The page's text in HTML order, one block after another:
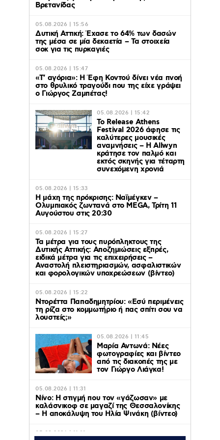
Βρετανίδας
05.08.2026 | 15:56
Δυτική Αττική: Έχασε το 64% των δασών
της μέσα σε μία δεκαετία – Τα στοιχεία
σοκ για τις πυρκαγιές
05.08.2026 | 15:47
«Τ’ αγόρια»: Η Έφη Κοντού δίνει νέα πνοή
στο θρυλικό τραγούδι που της είχε γράψει
ο Γιώργος Ζαμπέτας!
05.08.2026 | 15:42
Το Release Athens
Festival 2026 άφησε τις
καλύτερες μουσικές
αναμνήσεις – Η Allwyn
κράτησε τον παλμό και
εκτός σκηνής για τέταρτη
συνεχόμενη χρονιά
05.08.2026 | 15:33
Η μάχη της πρόκρισης: Ναϊμέγκεν –
Ολυμπιακός ζωντανά στο MEGA, Τρίτη 11
Αυγούστου στις 20:30
05.08.2026 | 15:27
Τα μέτρα για τους πυρόπληκτους της
Δυτικής Αττικής: Αποζημιώσεις εξπρές,
ειδικά μέτρα για τις επιχειρήσεις –
Αναστολή πλειστηριασμών, ασφαλιστικών
και φορολογικών υποχρεώσεων (βίντεο)
05.08.2026 | 15:22
Ντορέττα Παπαδημητρίου: «Εσύ περιμένεις
τη ρίζα στο κομμωτήριο ή πας σπίτι σου να
λουστείς;»
05.08.2026 | 11:45
Μαρία Αντωνά: Νέες
φωτογραφίες και βίντεο
από τις διακοπές της με
τον Γιώργο Λιάγκα!
05.08.2026 | 11:31
Νίνο: Η στιγμή που τον «γάζωσαν» με
καλάσνικοφ σε μαγαζί της Θεσσαλονίκης
– Η αποκάλυψη του Ηλία Ψινάκη (βίντεο)
05.08.2026 | 11:11